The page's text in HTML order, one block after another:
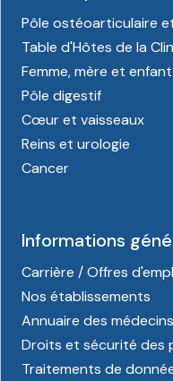
Pôle ostéoarticulaire
Table d'Hôtes de la
Femme, mère et enfant
Pôle digestif
Cœur et vaisseaux
Reins et urologie
Cancer
Informations
Carrière / Offres
Nos établissements
Annuaire des médecins
Droits et sécurité des
Traitements de